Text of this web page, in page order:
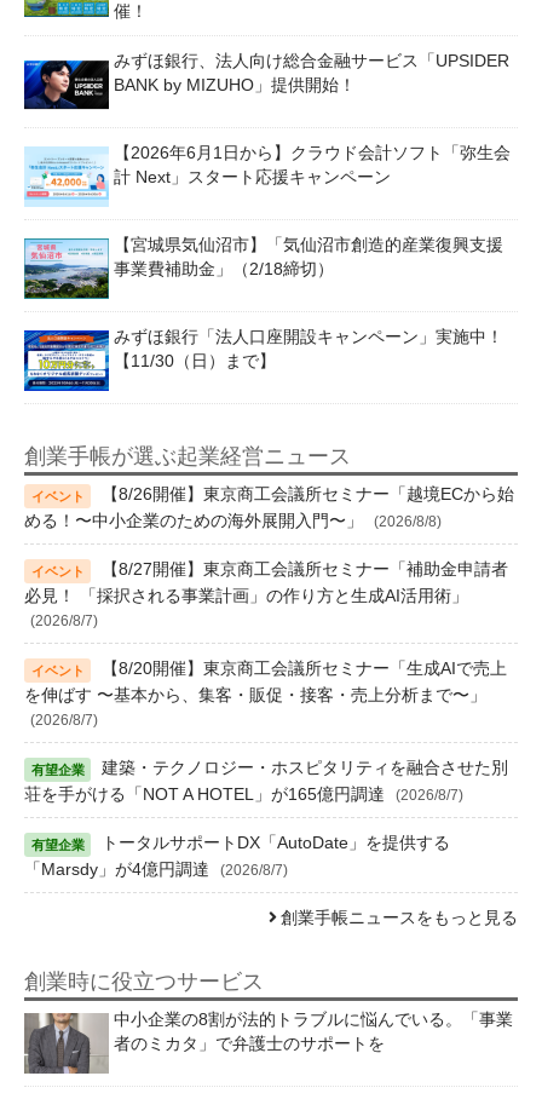
催！
みずほ銀行、法人向け総合金融サービス「UPSIDER
BANK by MIZUHO」提供開始！
【2026年6月1日から】クラウド会計ソフト「弥生会
計 Next」スタート応援キャンペーン
【宮城県気仙沼市】「気仙沼市創造的産業復興支援
事業費補助金」（2/18締切）
みずほ銀行「法人口座開設キャンペーン」実施中！
【11/30（日）まで】
創業手帳が選ぶ起業経営ニュース
【8/26開催】東京商工会議所セミナー「越境ECから始
める！〜中小企業のための海外展開入門〜」
(2026/8/8)
【8/27開催】東京商工会議所セミナー「補助金申請者
必見！ 「採択される事業計画」の作り方と生成AI活用術」
(2026/8/7)
【8/20開催】東京商工会議所セミナー「生成AIで売上
を伸ばす 〜基本から、集客・販促・接客・売上分析まで〜」
(2026/8/7)
建築・テクノロジー・ホスピタリティを融合させた別
荘を手がける「NOT A HOTEL」が165億円調達
(2026/8/7)
トータルサポートDX「AutoDate」を提供する
「Marsdy」が4億円調達
(2026/8/7)
創業手帳ニュースをもっと見る
創業時に役立つサービス
中小企業の8割が法的トラブルに悩んでいる。「事業
者のミカタ」で弁護士のサポートを